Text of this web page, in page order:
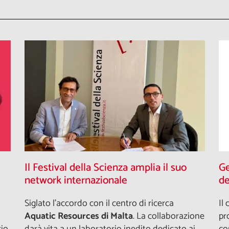
Il Festival della Scienza amplia il suo
network internazionale
Siglato l'accordo con il centro di ricerca
Aquatic Resources di Malta. La collaborazione
Il